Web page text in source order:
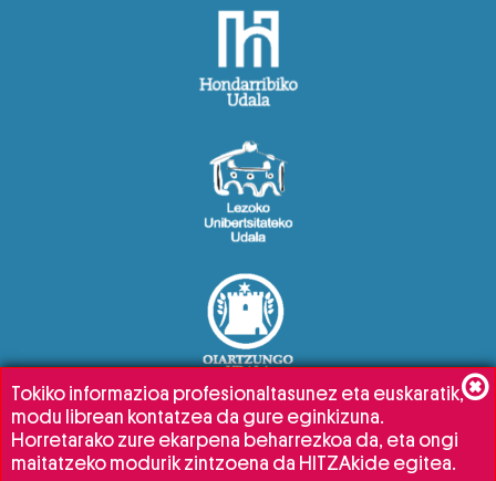
Tokiko informazioa profesionaltasunez eta euskaratik,
modu librean kontatzea da gure eginkizuna.
Horretarako zure ekarpena beharrezkoa da, eta ongi
maitatzeko modurik zintzoena da HITZAkide egitea.